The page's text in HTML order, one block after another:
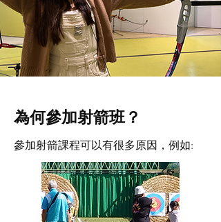
為何參加射箭班？
參加射箭課程可以有很多原因，例如: